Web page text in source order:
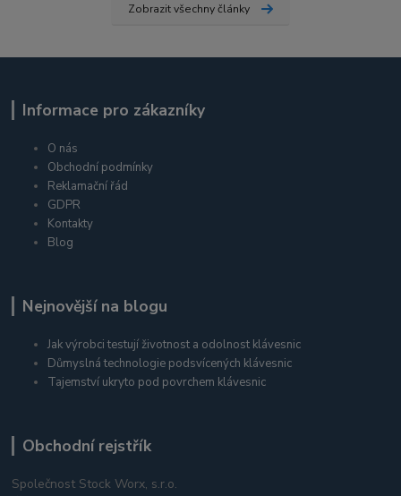
Zobrazit všechny články
Informace pro zákazníky
O nás
Obchodní podmínky
Reklamační řád
GDPR
Kontakty
Blog
Nejnovější na blogu
Jak výrobci testují životnost a odolnost klávesnic
Důmyslná technologie podsvícených klávesnic
Tajemství ukryto pod povrchem klávesnic
Obchodní rejstřík
Společnost Stock Worx, s.r.o.